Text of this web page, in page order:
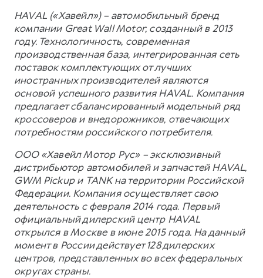
HAVAL («Хавейл») – автомобильный бренд
компании Great Wall Motor, созданный в 2013
году. Технологичность, современная
производственная база, интегрированная сеть
поставок комплектующих от лучших
иностранных производителей являются
основой успешного развития HAVAL. Компания
предлагает сбалансированный модельный ряд
кроссоверов и внедорожников, отвечающих
потребностям российского потребителя.
ООО «Хавейл Мотор Рус» – эксклюзивный
дистрибьютор автомобилей и запчастей HAVAL,
GWM Pickup и TANK на территории Российской
Федерации. Компания осуществляет свою
деятельность с февраля 2014 года. Первый
официальный дилерский центр HAVAL
открылся в Москве в июне 2015 года. На данный
момент в России действует 128 дилерских
центров, представленных во всех федеральных
округах страны.